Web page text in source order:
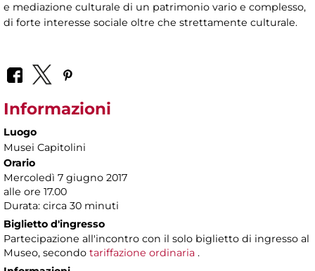
e mediazione culturale di un patrimonio vario e complesso,
di forte interesse sociale oltre che strettamente culturale.
Informazioni
Luogo
Musei Capitolini
Orario
Mercoledì 7 giugno 2017
alle ore 17.00
Durata: circa 30 minuti
Biglietto d'ingresso
Partecipazione all'incontro con il solo biglietto di ingresso al
Museo, secondo tariffazione ordinaria .